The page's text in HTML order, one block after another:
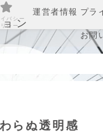
ン
運営者情報 プラ
お問
らぬ透明感
バシー
シー